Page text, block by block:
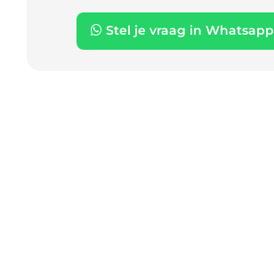
Stel je vraag in Whatsapp